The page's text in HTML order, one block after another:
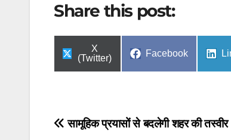
Share this post:
Share
on
X
(Twitter)
Share
Facebook
Post
सामूहिक प्रयासों से बदलेगी शहर की